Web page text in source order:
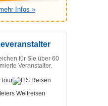
Infos »
für Sie über 60
Veranstalter.